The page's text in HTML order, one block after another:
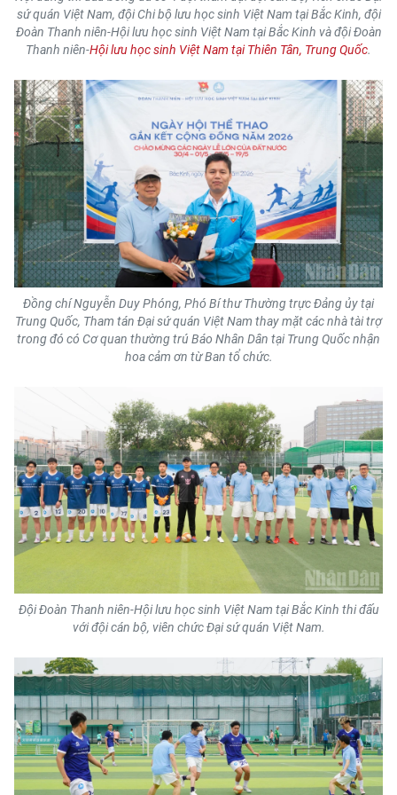
TIN MỚI
TIN ĐỊA PHƯƠNG
Trung du và miền núi phía Bắc
Đồng bằng sông Hồng
Bắc Trung Bộ
Duyên hải Nam Trung Bộ và Tây
Nguyên
Đông Nam Bộ
Đồng bằng sông Cửu Long
Chuyên trang Hà Nội
Chuyên trang TP. Hồ Chí Minh
CHUYÊN ĐỀ
CÁC CHUYÊN TRANG
VỀ BÁO NHÂN DÂN
NHÂN DÂN CUỐI TUẦN
NHÂN DÂN HẰNG THÁNG
MUA BÁO
ĐỌC BÁO IN
sứ quán Việt Nam, đội Chi bộ lưu học sinh Việt Nam tại Bắc Kinh, đội
Đoàn Thanh niên-Hội lưu học sinh Việt Nam tại Bắc Kinh và đội Đoàn
Thanh niên-Hội lưu học sinh Việt Nam tại Thiên Tân, Trung Quốc.
Đồng chí Nguyễn Duy Phóng, Phó Bí thư Thường trực Đảng ủy tại
Trung Quốc, Tham tán Đại sứ quán Việt Nam thay mặt các nhà tài trợ
trong đó có Cơ quan thường trú Báo Nhân Dân tại Trung Quốc nhận
hoa cảm ơn từ Ban tổ chức.
Đội Đoàn Thanh niên-Hội lưu học sinh Việt Nam tại Bắc Kinh thi đấu
với đội cán bộ, viên chức Đại sứ quán Việt Nam.